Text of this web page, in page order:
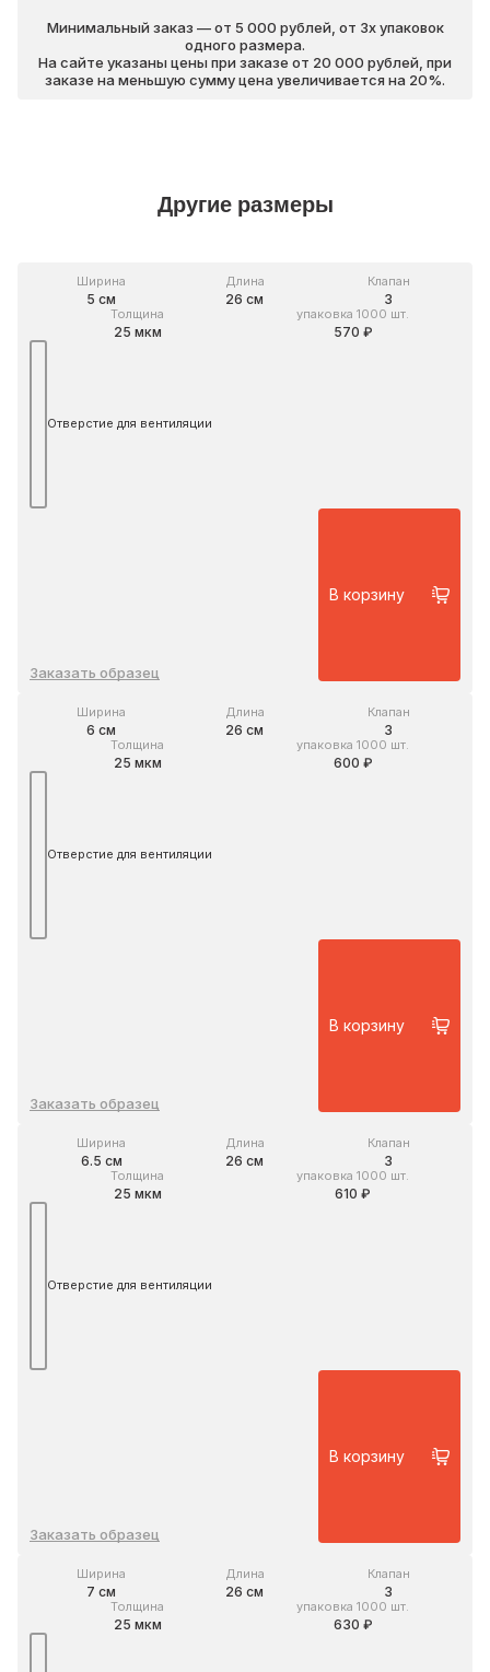
Минимальный заказ — от 5 000 рублей, от 3х упаковок
одного размера.
На сайте указаны цены при заказе от 20 000 рублей, при
заказе на меньшую сумму цена увеличивается на 20%.
Другие размеры
Ширина
5 см
Длина
26 см
Клапан
3
Толщина
25 мкм
упаковка 1000 шт.
570 ₽
Отверстие для вентиляции
Заказать образец
В корзину
Ширина
6 см
Длина
26 см
Клапан
3
Толщина
25 мкм
упаковка 1000 шт.
600 ₽
Отверстие для вентиляции
Заказать образец
В корзину
Ширина
6.5 см
Длина
26 см
Клапан
3
Толщина
25 мкм
упаковка 1000 шт.
610 ₽
Отверстие для вентиляции
Заказать образец
В корзину
Ширина
7 см
Длина
26 см
Клапан
3
Толщина
25 мкм
упаковка 1000 шт.
630 ₽